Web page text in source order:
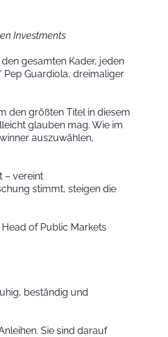
Investments
gesamten Kader, jeden
Pep Guardiola, dreimaliger
den größten Titel in diesem
glauben mag. Wie im
auszuwählen,
– vereint
stimmt, steigen die
of Public Markets
beständig und
Sie sind darauf